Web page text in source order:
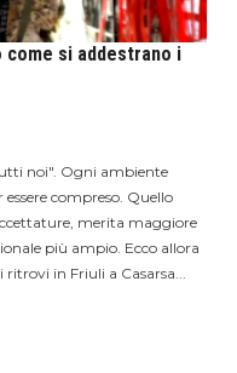
come si addestrano i
noi". Ogni ambiente
compreso. Quello
merita maggiore
più ampio. Ecco allora
in Friuli a Casarsa...